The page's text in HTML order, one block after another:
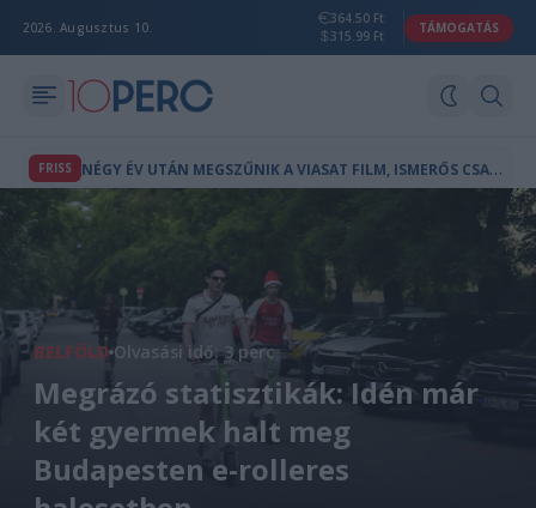
2026. Augusztus 10.
364.50 Ft
315.99 Ft
TÁMOGATÁS
FRISS N
ÉGY ÉV UTÁN MEGSZŰNIK A VIASAT FILM, ISMERŐS CSATORNA TÉR VISSZA HELYETTE
BELFÖLD Olvasási idő: 3 perc
Megrázó statisztikák: Idén már
két gyermek halt meg
Budapesten e-rolleres